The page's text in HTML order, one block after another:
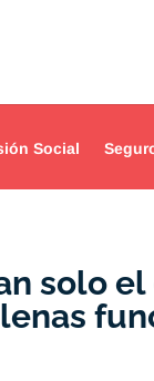
Social
solo el